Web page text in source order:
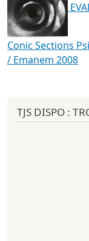
Conic Sections
/ Emanem 2008
TJS DISPO :